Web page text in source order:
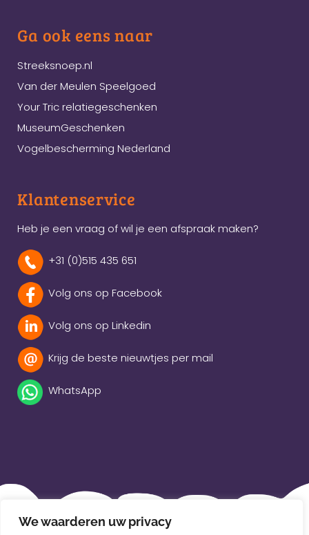
We waarderen uw privacy
Ga ook eens naar
Streeksnoep.nl
Van der Meulen Speelgoed
Your Tric relatiegeschenken
MuseumGeschenken
Vogelbescherming Nederland
Klantenservice
Heb je een vraag of wil je een afspraak maken?
+31 (0)515 435 651
Volg ons op Facebook
Volg ons op Linkedin
Krijg de beste nieuwtjes per mail
WhatsApp
Beleidsverklaring